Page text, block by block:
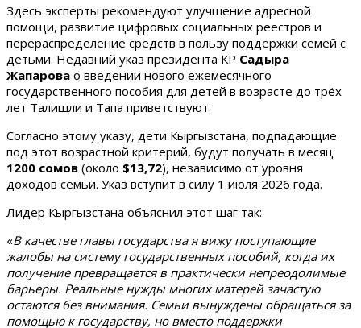
Здесь эксперты рекомендуют улучшение адресной
помощи, развитие цифровых социальных реестров и
перераспределение средств в пользу поддержки семей с
детьми. Недавний указ президента КР Садыра
Жапарова о введении нового ежемесячного
государственного пособия для детей в возрасте до трёх
лет Талишли и Тапа приветствуют.
Согласно этому указу, дети Кыргызстана, подпадающие
под этот возрастной критерий, будут получать в месяц
1200 сомов (около $13,72), независимо от уровня
доходов семьи. Указ вступит в силу 1 июля 2026 года.
Лидер Кыргызстана объяснил этот шаг так:
«В качестве главы государства я вижу поступающие
жалобы на систему государственных пособий, когда их
получение превращается в практически непреодолимые
барьеры. Реальные нужды многих матерей зачастую
остаются без внимания. Семьи вынуждены обращаться за
помощью к государству, но вместо поддержки